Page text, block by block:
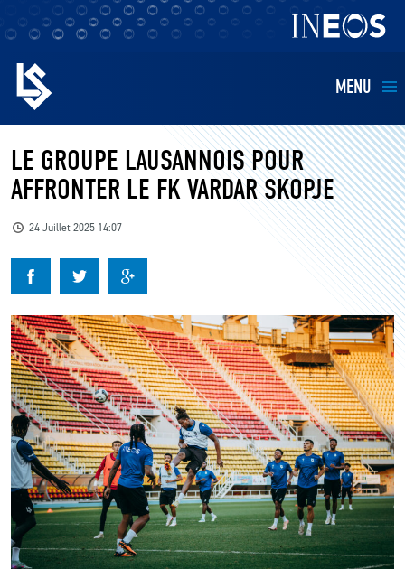
MENU
EQUIPES
BILLETTERIE
KIDS
BUSINESS
RESTAURATION
CLUB
CONTACT
ACTUALITÉS
LE GROUPE LAUSANNOIS POUR
AFFRONTER LE FK VARDAR SKOPJE
24 Juillet 2025 14:07